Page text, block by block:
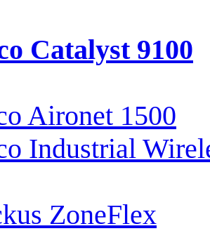
Catalyst 9100
Aironet 1500
Industrial
ZoneFlex